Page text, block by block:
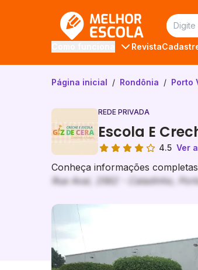
Revista
Página inicial / Rondônia / Porto
REDE PRIVADA
Escola E
4.5 Ver
Conheça informações
Rua Avaí, 2562 - Caladinho,
Galeria de imagem